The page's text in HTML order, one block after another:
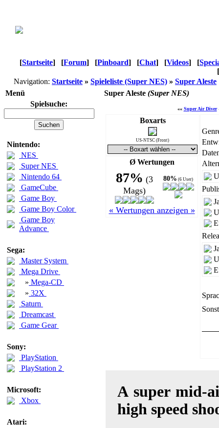
[Startseite] [Forum] [Pinboard] [Chat] [Videos] [
[
Navigation: Startseite » Spieleliste (Super NES) » Super Aleste
Menü
Super Aleste (Super NES)
Spielsuche:
Nintendo:
NES
Super NES
Nintendo 64
GameCube
Game Boy
Game Boy Color
Game Boy
Advance
Sega:
Master System
Mega Drive
» Mega-CD
» 32X
Saturn
Dreamcast
Game Gear
Sony:
PlayStation
PlayStation 2
Microsoft:
Xbox
Atari:
«« Super Air Diver
Boxarts
US-NTSC (Front)
Ø Wertungen
87% (3
Mags)
80% (6 User)
« Wertungen anzeigen »
A super mid-
high speed